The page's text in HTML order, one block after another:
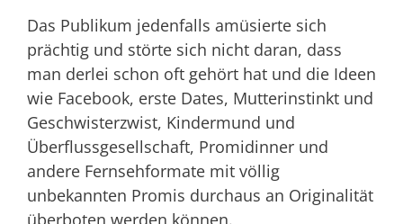
Das Publikum jedenfalls amüsierte sich
prächtig und störte sich nicht daran, dass
man derlei schon oft gehört hat und die Ideen
wie Facebook, erste Dates, Mutterinstinkt und
Geschwisterzwist, Kindermund und
Überflussgesellschaft, Promidinner und
andere Fernsehformate mit völlig
unbekannten Promis durchaus an Originalität
überboten werden können.